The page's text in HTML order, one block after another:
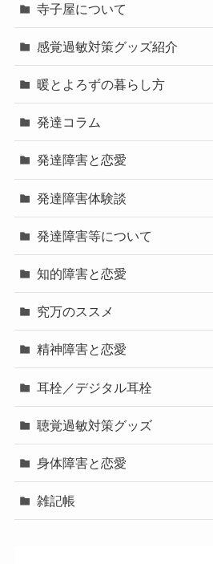
寺子屋について
感覚過敏対策グッズ紹介
暖とよろずの暮らし方
発達コラム
発達障害と恋愛
発達障害体験談
発達障害等について
知的障害と恋愛
究万のススメ
精神障害と恋愛
耳栓／デジタル耳栓
聴覚過敏対策グッズ
身体障害と恋愛
雑記帳